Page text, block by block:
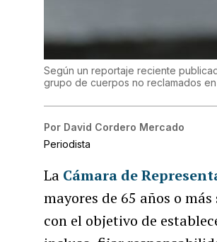
Según un reportaje reciente
grupo de cuerpos no reclamados en
Por David Cordero Mercado
Periodista
La Cámara de
mayores de 65 años o
con el objetivo de